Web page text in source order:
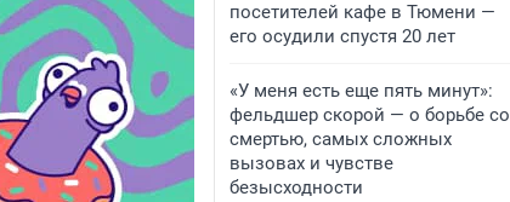
посетителей кафе в Тюмени —
его осудили спустя 20 лет
«У меня есть еще пять минут»:
фельдшер скорой — о борьбе со
смертью, самых сложных
вызовах и чувстве
безысходности